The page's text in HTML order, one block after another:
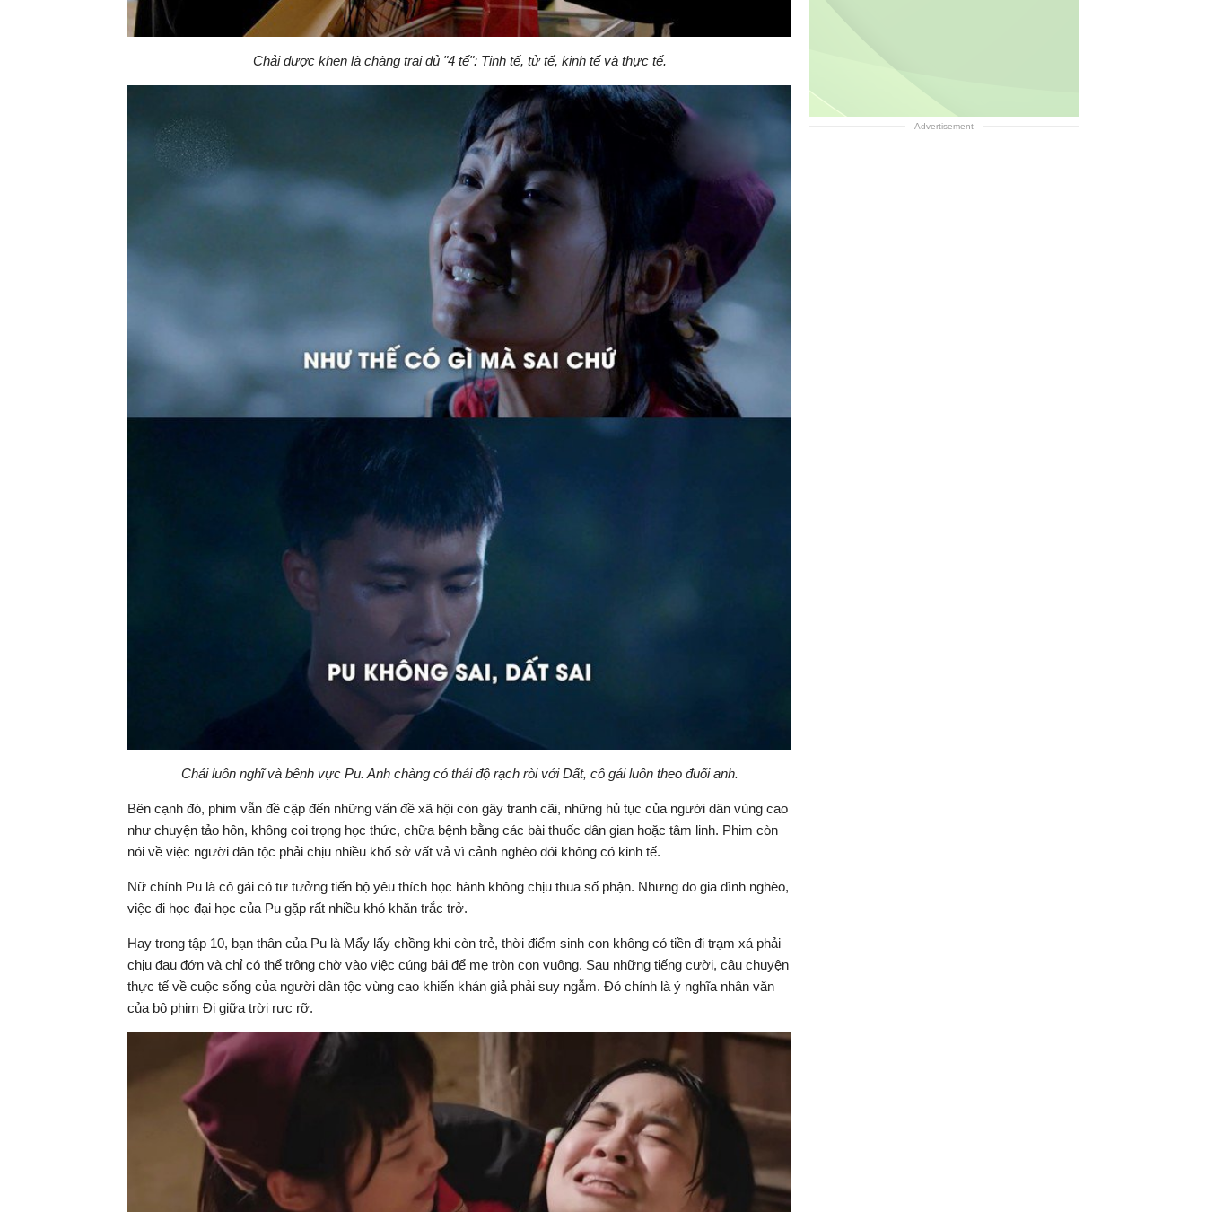
Chải được khen là chàng trai đủ "4 tế": Tinh tế, tử tế, kinh tế và thực tế.
Chải luôn nghĩ và bênh vực Pu. Anh chàng có thái độ rạch ròi với Dất, cô gái luôn theo đuổi anh.
Bên cạnh đó, phim vẫn đề cập đến những vấn đề xã hội còn gây tranh cãi, những hủ tục của người dân vùng cao
như chuyện tảo hôn, không coi trọng học thức, chữa bệnh bằng các bài thuốc dân gian hoặc tâm linh. Phim còn
nói về việc người dân tộc phải chịu nhiều khổ sở vất vả vì cảnh nghèo đói không có kinh tế.
Nữ chính Pu là cô gái có tư tưởng tiến bộ yêu thích học hành không chịu thua số phận. Nhưng do gia đình nghèo,
việc đi học đại học của Pu gặp rất nhiều khó khăn trắc trở.
Hay trong tập 10, bạn thân của Pu là Mẩy lấy chồng khi còn trẻ, thời điểm sinh con không có tiền đi trạm xá phải
chịu đau đớn và chỉ có thể trông chờ vào việc cúng bái để mẹ tròn con vuông. Sau những tiếng cười, câu chuyện
thực tế về cuộc sống của người dân tộc vùng cao khiến khán giả phải suy ngẫm. Đó chính là ý nghĩa nhân văn
của bộ phim Đi giữa trời rực rỡ.
Advertisement